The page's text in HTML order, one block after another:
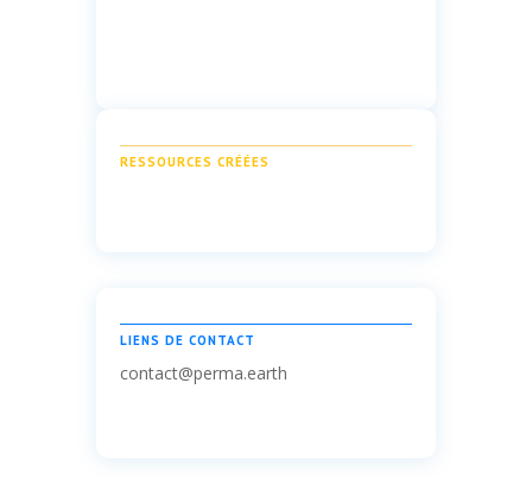
RESSOURCES CRÉÉES
LIENS DE CONTACT
contact@perma.earth